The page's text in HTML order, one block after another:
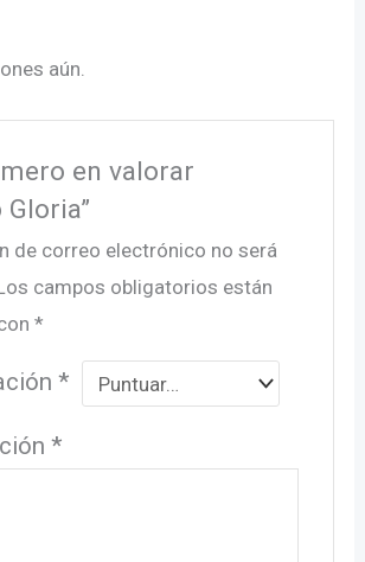
aún.
en valorar
de correo electrónico no será
campos obligatorios están
*
*
*